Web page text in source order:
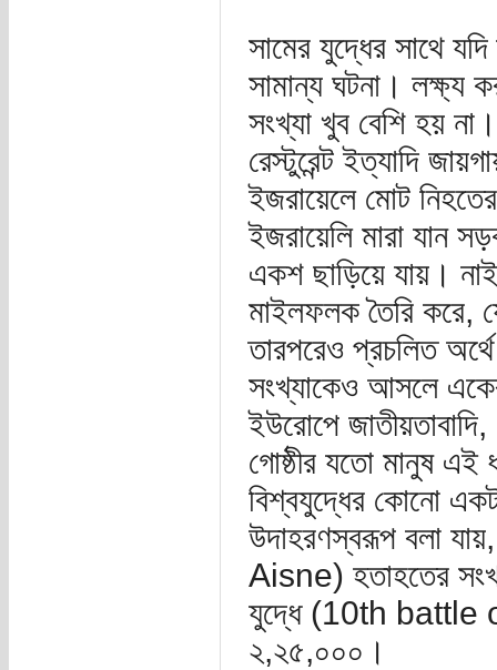
সামের যুদ্ধের সাথে
সামান্য ঘটনা। লক্ষ্য
সংখ্যা খুব বেশি হয়
রেস্টুরেন্ট ইত্যাদি
ইজরায়েলে মোট
ইজরায়েলি মারা যান
একশ ছাড়িয়ে যায়।
মাইলফলক তৈরি করে,
তারপরেও প্রচলিত
সংখ্যাকেও আসলে
ইউরোপে
গোষ্ঠীর যতো মানুষ এই
বিশ্বযুদ্ধের কোনো
উদাহরণস্বরূপ বলা
Aisne) হতাহতের
যুদ্ধে (10th battle
২,২৫,০০০।